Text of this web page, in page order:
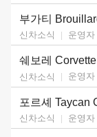
부가티
신차소식 운영자
신차소식 운영자
포르셰 Taycan
신차소식 운영자